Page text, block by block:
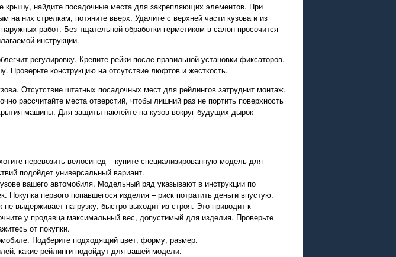
крышу, найдите посадочные места для закрепляющих элементов. При
на них стрелкам, потяните вверх. Удалите с верхней части кузова и из
работ. Без тщательной обработки герметиком в салон просочится
инструкции.
регулировку. Крепите рейки после правильной установки фиксаторов.
Проверьте конструкцию на отсутствие люфтов и жесткость.
Отсутствие штатных посадочных мест для рейлингов затруднит монтаж.
рассчитайте места отверстий, чтобы лишний раз не портить поверхность
машины. Для защиты наклейте на кузов вокруг будущих дырок
перевозить велосипед – купите специализированную модель для
подойдет универсальный вариант.
вашего автомобиля. Модельный ряд указывают в инструкции по
первого попавшегося изделия – риск потратить деньги впустую.
выдерживает нагрузку, быстро выходит из строя. Это приводит к
у продавца максимальный вес, допустимый для изделия. Проверьте
от покупки.
Подберите подходящий цвет, форму, размер.
какие рейлинги подойдут для вашей модели.